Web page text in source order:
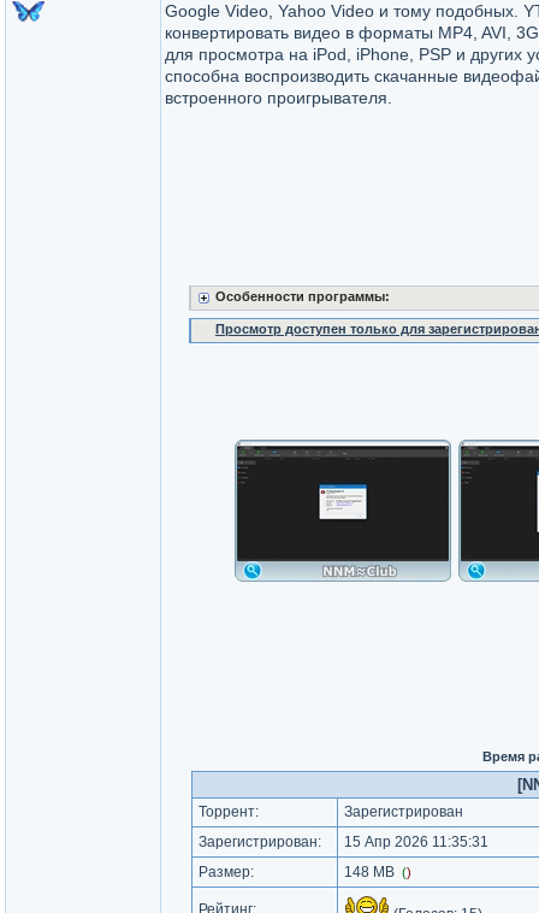
Google Video, Yahoo Video и тому подобных.
конвертировать видео в форматы MP4, AVI,
для просмотра на iPod, iPhone, PSP и других
способна воспроизводить скачанные
встроенного проигрывателя.
Особенности программы:
Просмотр доступен только для
Время
Торрент:
Зарегистрирован
Зарегистрирован:
15 Апр 2026 11:35:31
Размер:
148 MB ()
Рейтинг: